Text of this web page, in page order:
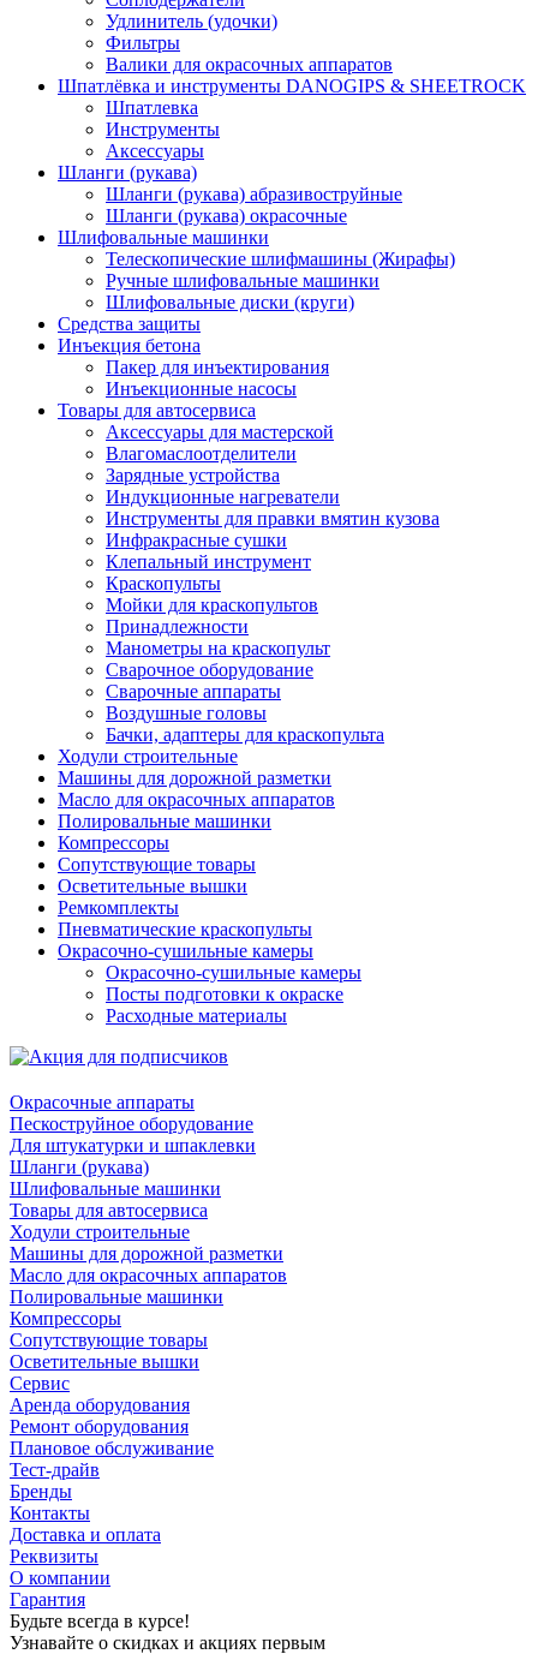
Удлинитель (удочки)
Фильтры
Валики для окрасочных аппаратов
Шпатлёвка и инструменты DANOGIPS & SHEETROCK
Шпатлевка
Инструменты
Аксессуары
Шланги (рукава)
Шланги (рукава) абразивоструйные
Шланги (рукава) окрасочные
Шлифовальные машинки
Телескопические шлифмашины (Жирафы)
Ручные шлифовальные машинки
Шлифовальные диски (круги)
Средства защиты
Инъекция бетона
Пакер для инъектирования
Инъекционные насосы
Товары для автосервиса
Аксессуары для мастерской
Влагомаслоотделители
Зарядные устройства
Индукционные нагреватели
Инструменты для правки вмятин кузова
Инфракрасные сушки
Клепальный инструмент
Краскопульты
Мойки для краскопультов
Принадлежности
Манометры на краскопульт
Сварочное оборудование
Сварочные аппараты
Воздушные головы
Бачки, адаптеры для краскопульта
Ходули строительные
Машины для дорожной разметки
Масло для окрасочных аппаратов
Полировальные машинки
Компрессоры
Сопутствующие товары
Осветительные вышки
Ремкомплекты
Пневматические краскопульты
Окрасочно-сушильные камеры
Окрасочно-сушильные камеры
Посты подготовки к окраске
Расходные материалы
Окрасочные аппараты
Пескоструйное оборудование
Для штукатурки и шпаклевки
Шланги (рукава)
Шлифовальные машинки
Товары для автосервиса
Ходули строительные
Машины для дорожной разметки
Масло для окрасочных аппаратов
Полировальные машинки
Компрессоры
Сопутствующие товары
Осветительные вышки
Сервис
Аренда оборудования
Ремонт оборудования
Плановое обслуживание
Тест-драйв
Бренды
Контакты
Доставка и оплата
Реквизиты
О компании
Гарантия
Будьте всегда в курсе!
Узнавайте о скидках и акциях первым